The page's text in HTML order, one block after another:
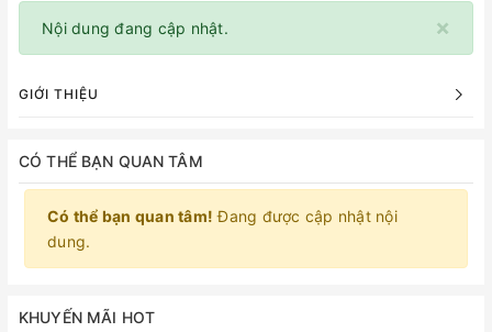
×
Nội dung đang cập nhật.
GIỚI THIỆU
CÓ THỂ BẠN QUAN TÂM
Có thể bạn quan tâm! Đang được cập nhật nội
dung.
KHUYẾN MÃI HOT